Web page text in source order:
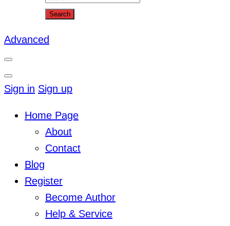
Advanced
Sign in Sign up
Home Page
About
Contact
Blog
Register
Become Author
Help & Service